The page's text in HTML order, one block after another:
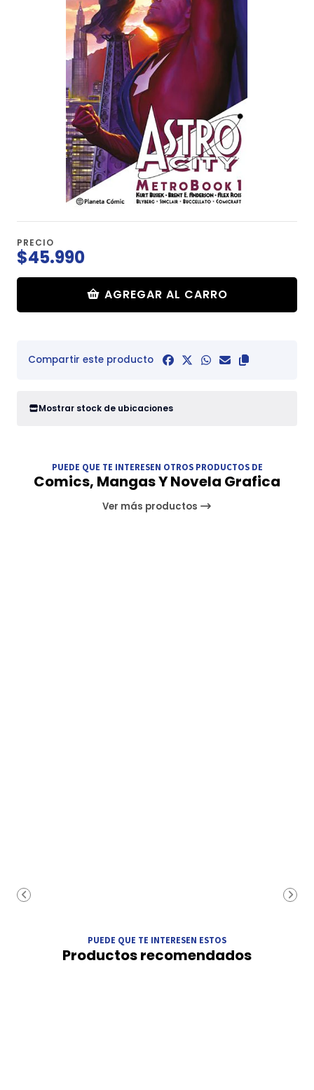
PRECIO
$45.990
AGREGAR AL CARRO
Compartir este producto
Mostrar stock de ubicaciones
PUEDE QUE TE INTERESEN OTROS PRODUCTOS DE
Comics, Mangas Y Novela Grafica
Ver más productos
PUEDE QUE TE INTERESEN ESTOS
Productos recomendados